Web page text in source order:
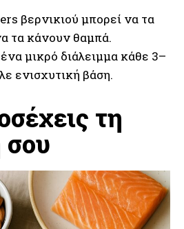
βερνικιού μπορεί να τα
τα κάνουν θαμπά.
μικρό διάλειμμα κάθε 3–
ενισχυτική βάση.
τη
σου